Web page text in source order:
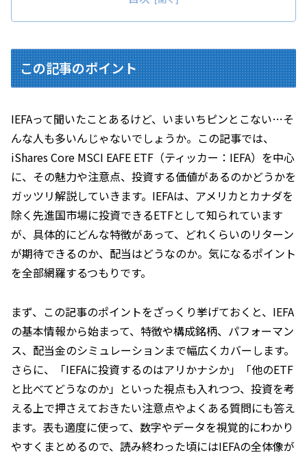
この記事のポイント
IEFAって聞いたことあるけど、いまいちピンとこない…そ
んな人も多いんじゃないでしょうか。この記事では、
iShares Core MSCI EAFE ETF（ティッカー：IEFA）を中心
に、その魅力や注意点、投資する価値があるのかどうかを
ガッツリ解説していきます。IEFAは、アメリカとカナダを
除く先進国市場に投資できるETFとして知られています
が、具体的にどんな特徴があって、どれくらいのリターン
が期待できるのか、配当はどうなのか。気になるポイント
を全部網羅するつもりです。
まず、この記事のポイントをざっくり挙げておくと、IEFA
の基本情報から始まって、特徴や構成銘柄、パフォーマン
ス、配当金のシミュレーションまで幅広くカバーします。
さらに、「IEFAに投資するのはアリかナシか」「他のETF
と比べてどうなのか」といった視点も入れつつ、投資を考
える上で押さえておきたい注意点やよくある質問にも答え
ます。表も適度に使って、数字やデータを視覚的にわかり
やすくまとめるので、読み終わった頃にはIEFAの全体像が